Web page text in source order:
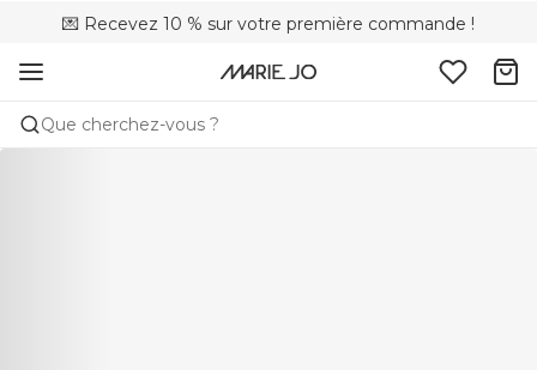
💌 Recevez 10 % sur votre première commande !
🚚 Livraison gratuite à partir de 90 €
📦 Retours gratuits
Que cherchez-vous ?